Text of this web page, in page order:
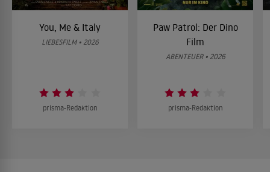
You, Me & Italy
LIEBESFILM • 2026
prisma-Redaktion
Paw Patrol: Der Dino
Film
ABENTEUER • 2026
prisma-Redaktion